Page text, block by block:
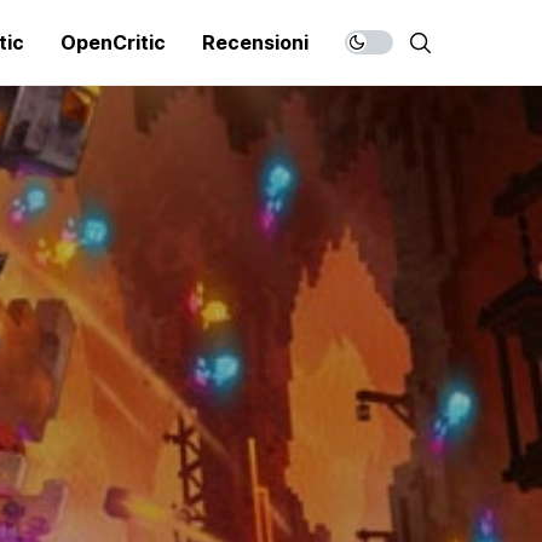
OpenCritic Recensioni